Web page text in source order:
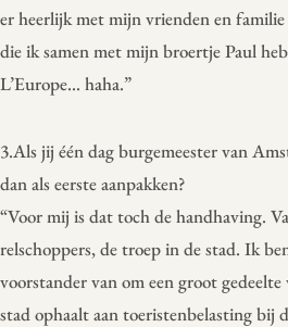
er heerlijk met mijn vrienden en
die ik samen met mijn broertje Paul
L’Europe… haha.”
3.Als jij één dag burgemeester van
dan als eerste aanpakken?
“Voor mij is dat toch de handhaving.
relschoppers, de troep in de stad. Ik
voorstander van om een groot
stad ophaalt aan toeristenbelasting bij